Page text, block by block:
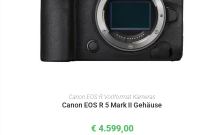
IN DEN WARENKORB
Canon EOS R Vollformat Kameras
Canon EOS R 5 Mark II Gehäuse
€ 4.599,00